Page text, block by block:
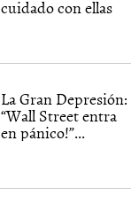
cuidado con ellas
La Gran Depresión:
“Wall Street entra
en pánico!”...